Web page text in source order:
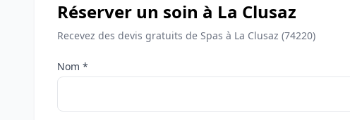
Réserver un soin à La Clusaz
Recevez des devis gratuits de Spas à La Clusaz (74220)
Nom *